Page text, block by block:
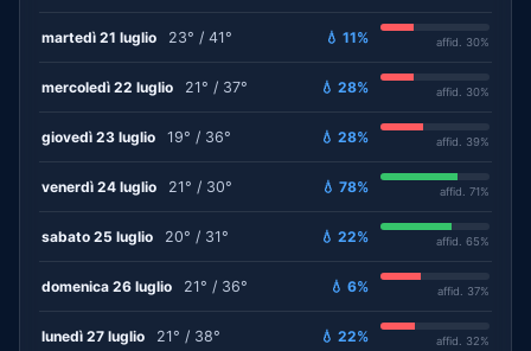
martedì 21 luglio 23° / 41° 💧 11% affid. 30%
mercoledì 22 luglio 21° / 37° 💧 28% affid. 30%
giovedì 23 luglio 19° / 36° 💧 28% affid. 39%
venerdì 24 luglio 21° / 30° 💧 78% affid. 71%
sabato 25 luglio 20° / 31° 💧 22% affid. 65%
domenica 26 luglio 21° / 36° 💧 6% affid. 37%
lunedì 27 luglio 21° / 38° 💧 22% affid. 32%